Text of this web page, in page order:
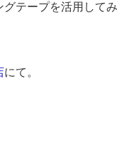
テープを活用してみ
にて。